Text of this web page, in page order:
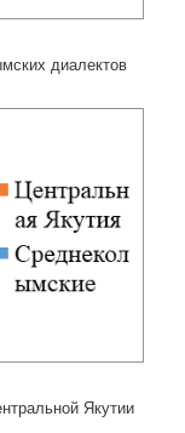
диалектов
Якутии